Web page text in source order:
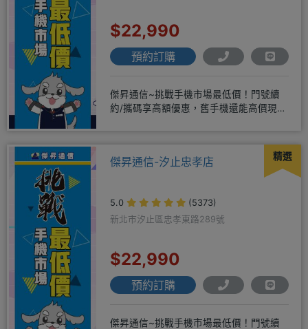
$22,990
預約訂購
傑昇通信~挑戰手機市場最低價！門號續
約/攜碼享高額優惠，舊手機還能高價現金
精選
傑昇通信-汐止忠孝店
5.0
(5373)
新北市汐止區忠孝東路289號
$22,990
預約訂購
傑昇通信~挑戰手機市場最低價！門號續